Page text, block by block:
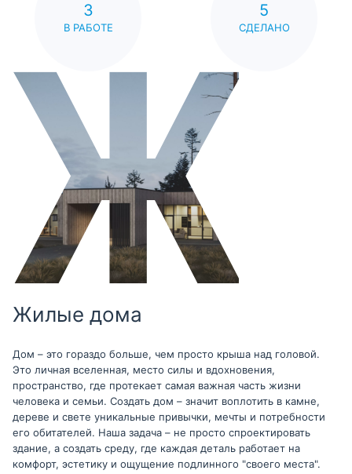
3
В РАБОТЕ
5
СДЕЛАНО
Жилые дома
Дом – это гораздо больше, чем просто крыша над головой.
Это личная вселенная, место силы и вдохновения,
пространство, где протекает самая важная часть жизни
человека и семьи. Создать дом – значит воплотить в камне,
дереве и свете уникальные привычки, мечты и потребности
его обитателей. Наша задача – не просто спроектировать
здание, а создать среду, где каждая деталь работает на
комфорт, эстетику и ощущение подлинного "своего места".